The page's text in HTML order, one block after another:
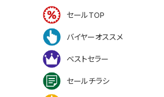
セールTOP
バイヤーオススメ
ベストセラー
セールチラシ